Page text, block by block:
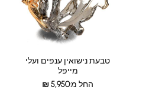
טבעת נישואין ענפים ועלי
מייפל
החל מ:
₪5,950